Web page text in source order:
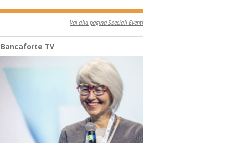
Vai alla pagina Speciali Eventi
Bancaforte TV